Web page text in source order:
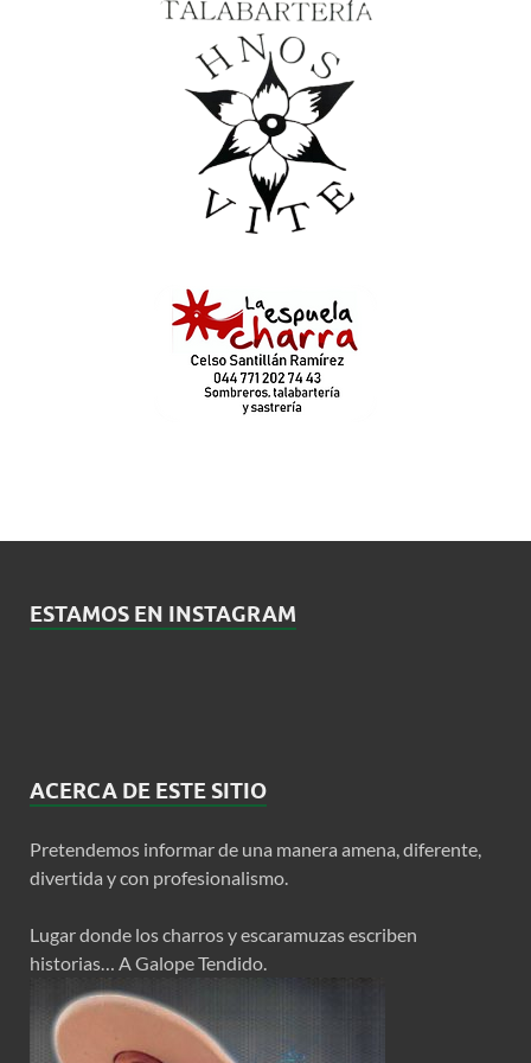
ESTAMOS EN INSTAGRAM
ACERCA DE ESTE SITIO
Pretendemos informar de una manera amena, diferente,
divertida y con profesionalismo.
Lugar donde los charros y escaramuzas escriben
historias… A Galope Tendido.